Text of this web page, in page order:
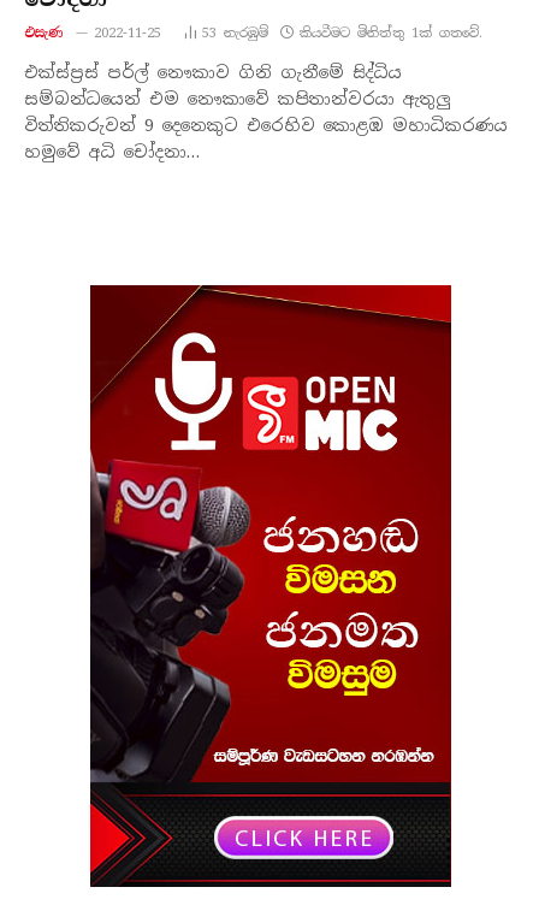
එසැණ 2022-11-25 53 නැරඹු​ම් කියවීමට මිනිත්තු 1ක් ගතවේ.
එක්ස්ප්‍රස් පර්ල් නෞකාව ගිනි ගැනීමේ සිද්ධිය
සම්බන්ධයෙන් එම නෞකාවේ කපිතාන්වරයා ඇතුලු
විත්තිකරුවන් 9 දෙනෙකුට එරෙහිව කොළඹ මහාධිකරණය
හමුවේ අධි චෝදනා…